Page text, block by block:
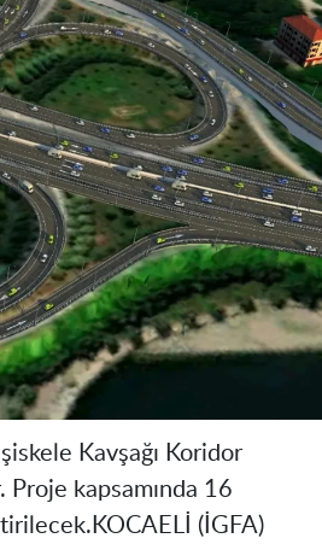
Kavşağı Koridor
Proje kapsamında 16
KOCAELİ (İGFA)